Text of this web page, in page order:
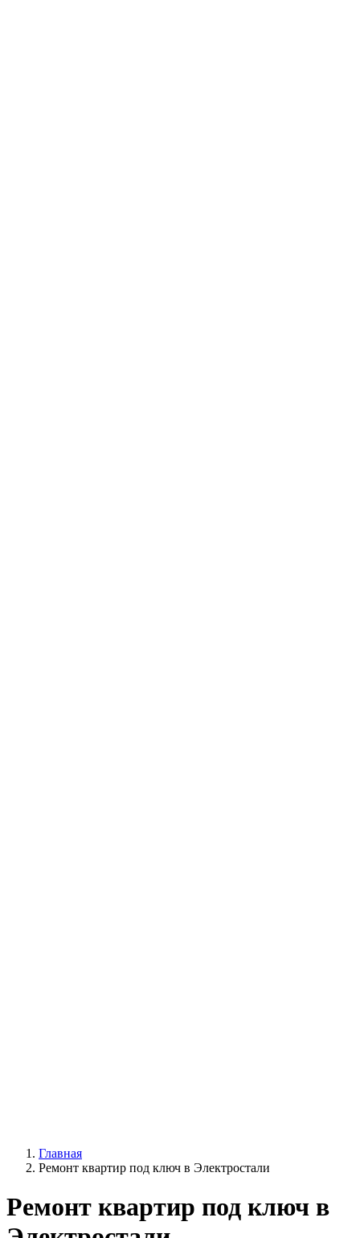
Главная
Ремонт квартир под ключ в Электростали
Ремонт квартир под ключ в